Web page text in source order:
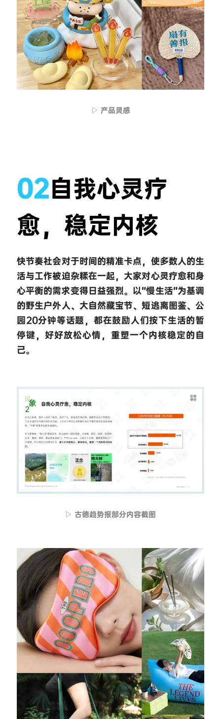
▷ 产品灵感
02自我心灵疗
愈，稳定内核
快节奏社会对于时间的精准卡点，使多数人的生
活与工作被迫杂糅在一起，大家对心灵疗愈和身
心平衡的需求变得日益强烈。以“慢生活”为基调
的野生户外人、大自然藏宝节、短逃离图鉴、公
园20分钟等话题，都在鼓励人们按下生活的暂
停键，好好放松心情，重塑一个内核稳定的自
己。
▷ 古德趋势报部分内容截图